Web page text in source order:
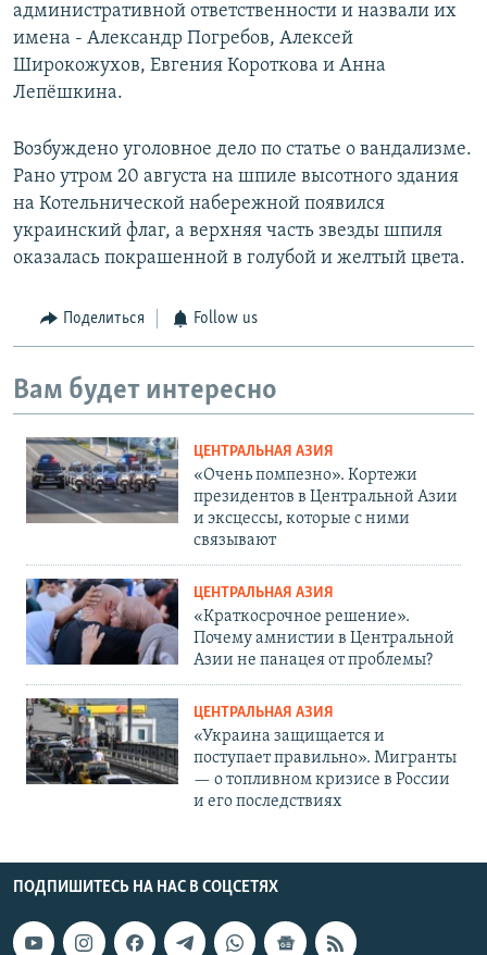
административной ответственности и назвали их
имена - Александр Погребов, Алексей
Широкожухов, Евгения Короткова и Анна
Лепёшкина.
Возбуждено уголовное дело по статье о вандализме.
Рано утром 20 августа на шпиле высотного здания
на Котельнической набережной появился
украинский флаг, а верхняя часть звезды шпиля
оказалась покрашенной в голубой и желтый цвета.
Поделиться Follow us
Вам будет интересно
ЦЕНТРАЛЬНАЯ АЗИЯ
«Очень помпезно». Кортежи
президентов в Центральной Азии
и эксцессы, которые с ними
связывают
ЦЕНТРАЛЬНАЯ АЗИЯ
«Краткосрочное решение».
Почему амнистии в Центральной
Азии не панацея от проблемы?
ЦЕНТРАЛЬНАЯ АЗИЯ
«Украина защищается и
поступает правильно». Мигранты
— о топливном кризисе в России
и его последствиях
ПОДПИШИТЕСЬ НА НАС В СОЦСЕТЯХ